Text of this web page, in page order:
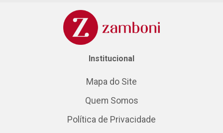
Institucional
Mapa do Site
Quem Somos
Política de Privacidade